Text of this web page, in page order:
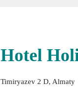
Hotel
Timiryazev 2 D, Almaty